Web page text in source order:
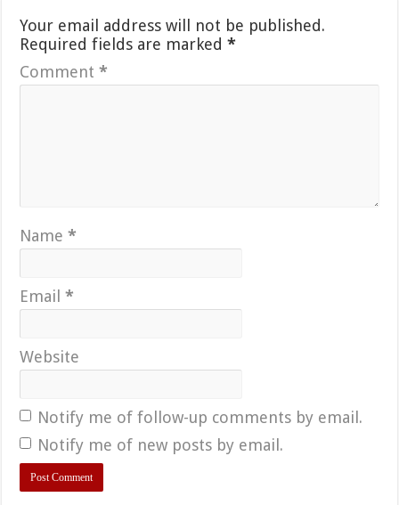
Your email address will not be published.
Required fields are marked*
Comment*
Name*
Email*
Website
Notify me of follow-up comments by email.
Notify me of new posts by email.